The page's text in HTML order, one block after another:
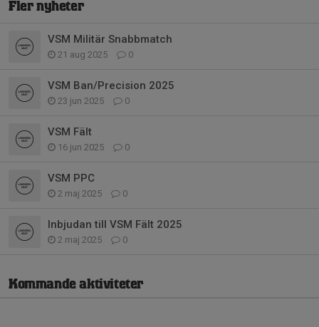
Fler nyheter
VSM Militär Snabbmatch
21 aug 2025 0
VSM Ban/Precision 2025
23 jun 2025 0
VSM Fält
16 jun 2025 0
VSM PPC
2 maj 2025 0
Inbjudan till VSM Fält 2025
2 maj 2025 0
Kommande aktiviteter